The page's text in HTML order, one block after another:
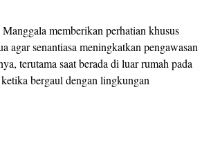
memberikan perhatian khusus
agar senantiasa meningkatkan pengawasan
terutama saat berada di luar rumah pada
bergaul dengan lingkungan